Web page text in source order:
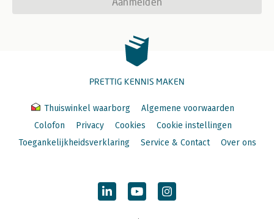
PRETTIG KENNIS MAKEN
Thuiswinkel waarborg
Algemene voorwaarden
Colofon
Privacy Cookies
Cookie instellingen
Toegankelijkheidsverklaring
Service & Contact Over ons